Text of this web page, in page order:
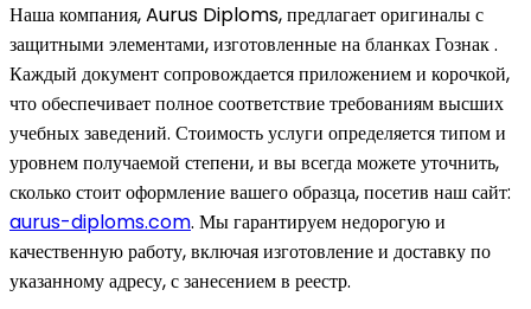
Наша компания, Aurus Diploms, предлагает оригиналы с
защитными элементами, изготовленные на бланках Гознак .
Каждый документ сопровождается приложением и корочкой,
что обеспечивает полное соответствие требованиям высших
учебных заведений. Стоимость услуги определяется типом и
уровнем получаемой степени, и вы всегда можете уточнить,
сколько стоит оформление вашего образца, посетив наш сайт:
aurus-diploms.com. Мы гарантируем недорогую и
качественную работу, включая изготовление и доставку по
указанному адресу, с занесением в реестр.